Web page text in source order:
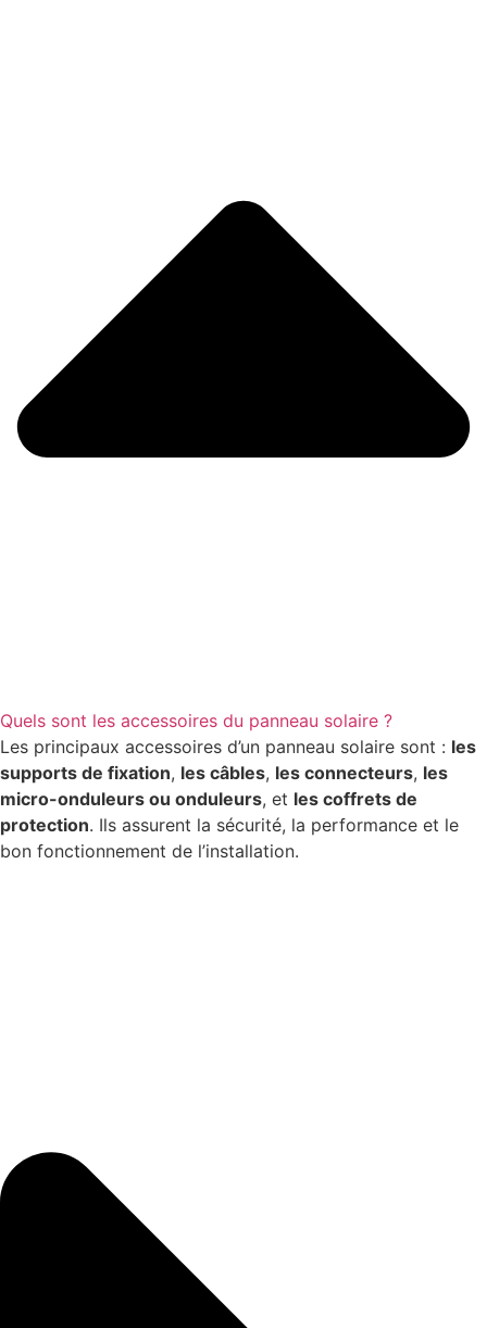
Quels sont les accessoires du panneau solaire ?
Les principaux accessoires d’un panneau solaire sont : les
supports de fixation, les câbles, les connecteurs, les
micro-onduleurs ou onduleurs, et les coffrets de
protection. Ils assurent la sécurité, la performance et le
bon fonctionnement de l’installation.